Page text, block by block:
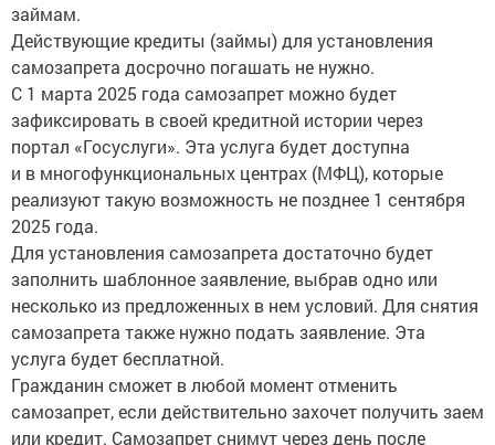
займам.
Действующие кредиты (займы) для установления
самозапрета досрочно погашать не нужно.
С 1 марта 2025 года самозапрет можно будет
зафиксировать в своей кредитной истории через
портал «Госуслуги». Эта услуга будет доступна
и в многофункциональных центрах (МФЦ), которые
реализуют такую возможность не позднее 1 сентября
2025 года.
Для установления самозапрета достаточно будет
заполнить шаблонное заявление, выбрав одно или
несколько из предложенных в нем условий. Для снятия
самозапрета также нужно подать заявление. Эта
услуга будет бесплатной.
Гражданин сможет в любой момент отменить
самозапрет, если действительно захочет получить заем
или кредит. Самозапрет снимут через день после